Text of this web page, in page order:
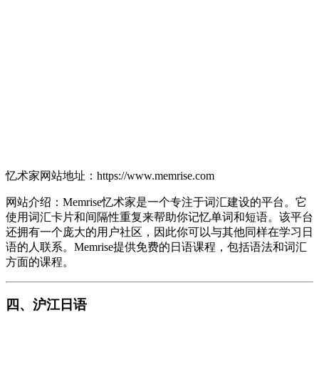
忆术家网站地址：https://www.memrise.com
网站介绍：Memrise忆术家是一个专注于词汇建设的平台。它
使用词汇卡片和间隔性重复来帮助你记忆单词和短语。该平台
还拥有一个庞大的用户社区，因此你可以与其他同样在学习日
语的人联系。Memrise提供免费的日语课程，包括语法和词汇
方面的课程。
四、沪江日语